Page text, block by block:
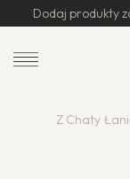
Dodaj produkty
Z Chaty